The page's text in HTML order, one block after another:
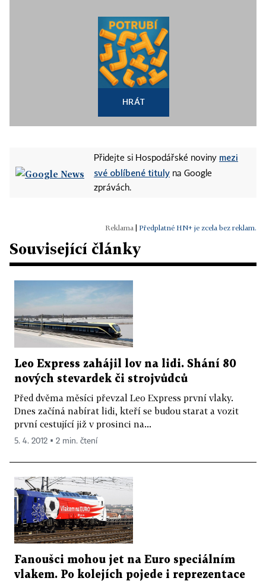
HRÁT
Přidejte si Hospodářské noviny mezi
své oblíbené tituly na Google
zprávách.
Předplatné HN+ je zcela bez reklam.
Související články
Leo Express zahájil lov na lidi. Shání 80
nových stevardek či strojvůdců
Před dvěma měsíci převzal Leo Express první vlaky.
Dnes začíná nabírat lidi, kteří se budou starat a vozit
první cestující již v prosinci na...
5. 4. 2012 ▪ 2 min. čtení
Fanoušci mohou jet na Euro speciálním
vlakem. Po kolejích pojede i reprezentace